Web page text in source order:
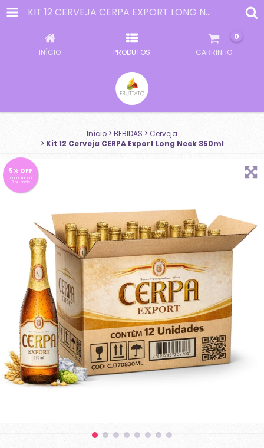
KIT 12 CERVEJA CERPA EXPORT LONG NECK 350ML
INÍCIO PRODUTOS CARRINHO
0
Início > BEBIDAS > Cerveja
> Kit 12 Cerveja CERPA Export Long Neck 350ml
5% OFF
comprando
3 ou mais